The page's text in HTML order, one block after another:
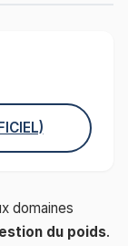
domaines
du poids.